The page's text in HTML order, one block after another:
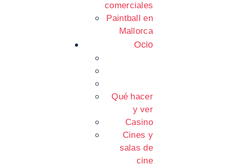
comerciales
Paintball en
Mallorca
Ocio
Qué hacer
y ver
Casino
Cines y
salas de
cine